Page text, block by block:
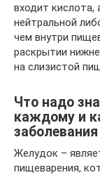
входит
нейтральной
чем внутри
раскрытии
на слизистой
Что надо
каждому и
заболевания
Желудок –
пищеварения,